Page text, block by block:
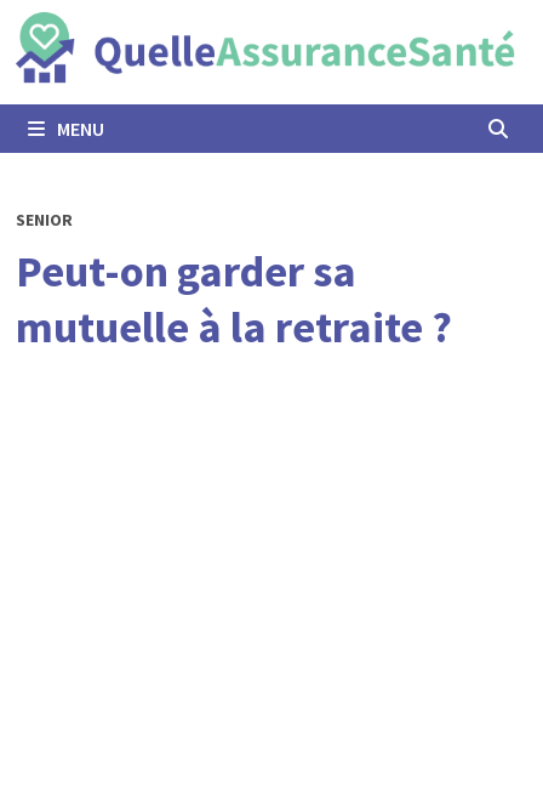
Passer
au
contenu
MENU
SENIOR
Peut-on garder sa
mutuelle à la retraite ?